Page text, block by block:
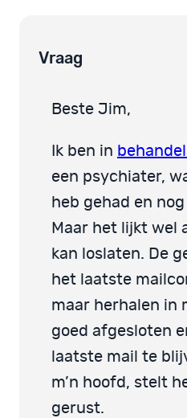
Vraag
Beste Jim,
Ik ben in
een psychiater,
heb gehad en
Maar het lijkt wel
kan loslaten. De
het laatste
maar herhalen in
goed afgesloten
laatste mail te
m’n hoofd, stelt
gerust.